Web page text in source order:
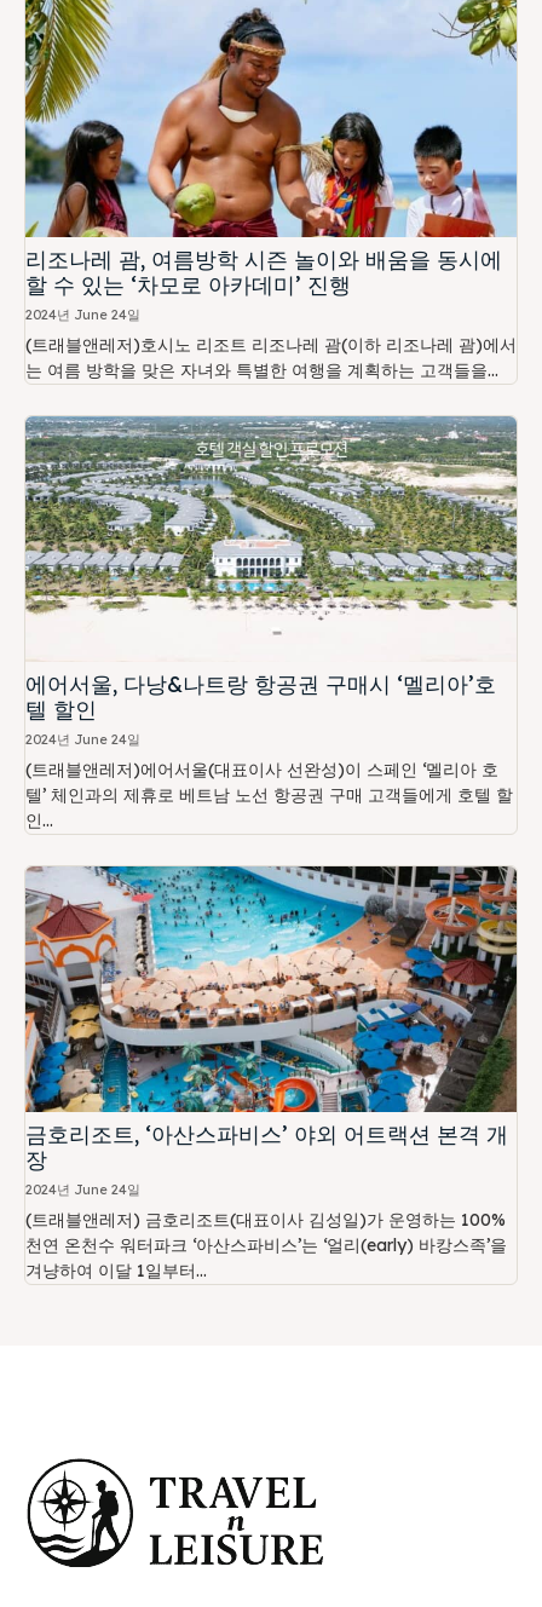
리조나레 괌, 여름방학 시즌 놀이와 배움을 동시에
할 수 있는 ‘차모로 아카데미’ 진행
2024년 June 24일
(트래블앤레저)호시노 리조트 리조나레 괌(이하 리조나레 괌)에서
는 여름 방학을 맞은 자녀와 특별한 여행을 계획하는 고객들을...
에어서울, 다낭&나트랑 항공권 구매시 ‘멜리아’호
텔 할인
2024년 June 24일
(트래블앤레저)에어서울(대표이사 선완성)이 스페인 ‘멜리아 호
텔’ 체인과의 제휴로 베트남 노선 항공권 구매 고객들에게 호텔 할
인...
금호리조트, ‘아산스파비스’ 야외 어트랙션 본격 개
장
2024년 June 24일
(트래블앤레저) 금호리조트(대표이사 김성일)가 운영하는 100%
천연 온천수 워터파크 ‘아산스파비스’는 ‘얼리(early) 바캉스족’을
겨냥하여 이달 1일부터...